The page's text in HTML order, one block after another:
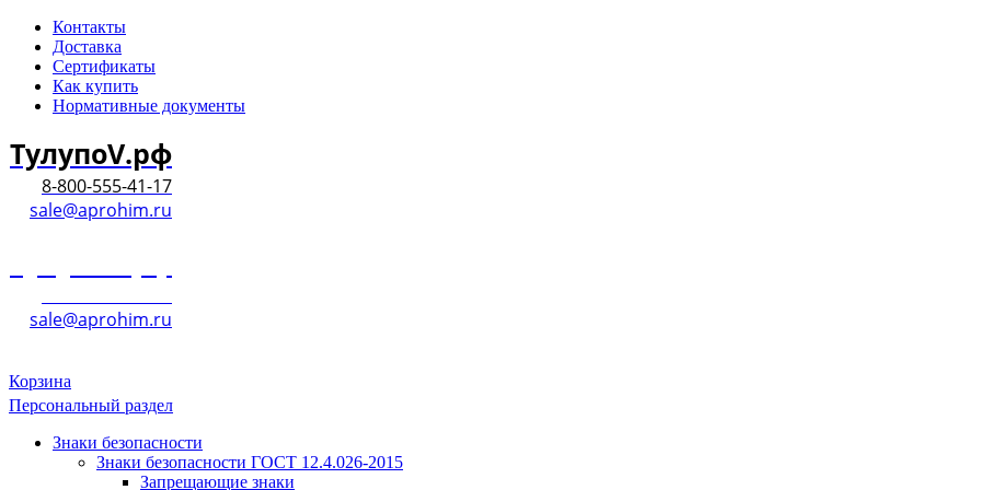
Контакты
Доставка
Сертификаты
Как купить
Нормативные документы
ТулупоV.рф
8-800-555-41-17
sale@aprohim.ru
sale@aprohim.ru
Корзина
Персональный раздел
Знаки безопасности
Знаки безопасности ГОСТ 12.4.026-2015
Запрещающие знаки